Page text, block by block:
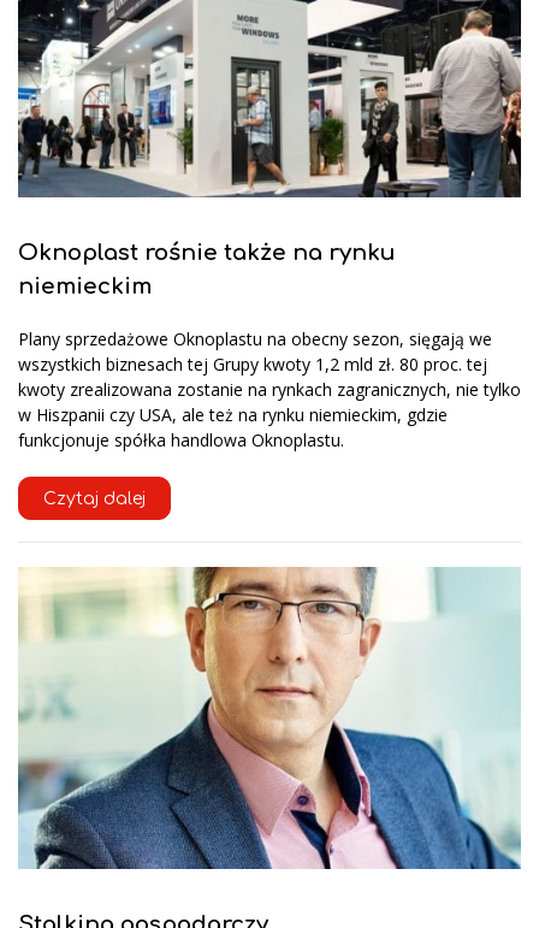
Oknoplast rośnie także na rynku
niemieckim
Plany sprzedażowe Oknoplastu na obecny sezon, sięgają we
wszystkich biznesach tej Grupy kwoty 1,2 mld zł. 80 proc. tej
kwoty zrealizowana zostanie na rynkach zagranicznych, nie tylko
w Hiszpanii czy USA, ale też na rynku niemieckim, gdzie
funkcjonuje spółka handlowa Oknoplastu.
Czytaj dalej